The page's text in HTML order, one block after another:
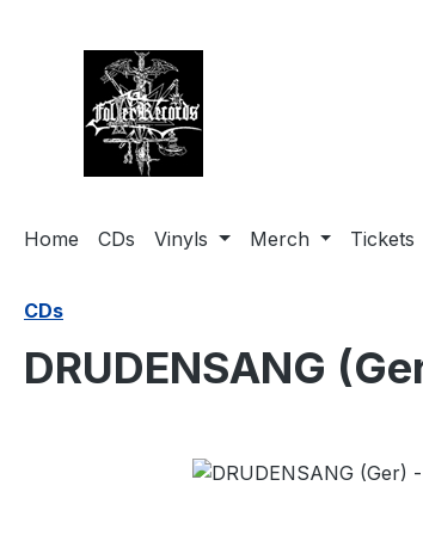
Home CDs Vinyls Merch Tickets
CDs
DRUDENSANG
Bildergalerie überspringen